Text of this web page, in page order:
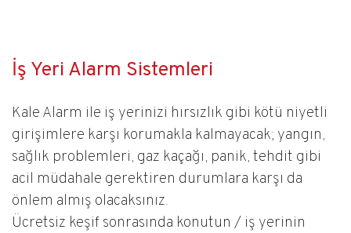
İş Yeri Alarm Sistemleri
Kale Alarm ile iş yerinizi hırsızlık gi​bi kötü niyetli
girişimlere karşı korumakla kalmayacak; yangın,
sağlık problemleri, gaz kaçağı, panik, tehdit gibi
acil müdahale gerektiren durumlara karşı da
önlem almış olacaksınız.
Ücretsiz keşif sonrasında konutun / iş yerinin